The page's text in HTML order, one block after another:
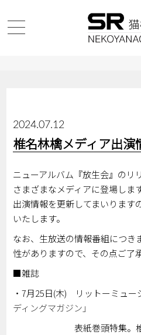
2024.07.12
椎名林檎メディア出演
ニューアルバム『放生会』のリ
さまざまなメディアに登場しま
出演情報を更新してまいります
いたします。
なお、生放送の情報番組につき
性がありますので、その点ご了
■雑誌
・7月25日(木) リットーミュー
ディングマガジン」
表紙巻頭特集。椎名林